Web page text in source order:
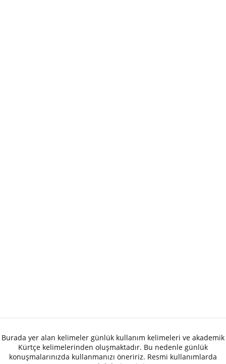
Burada yer alan kelimeler günlük kullanım kelimeleri ve akademik
Kürtçe kelimelerinden oluşmaktadır. Bu nedenle günlük
konuşmalarınızda kullanmanızı öneririz. Resmi kullanımlarda